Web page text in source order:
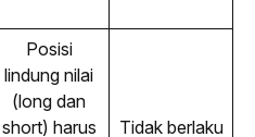
Posisi
lindung nilai
(long dan
short) harus
Tidak berlaku